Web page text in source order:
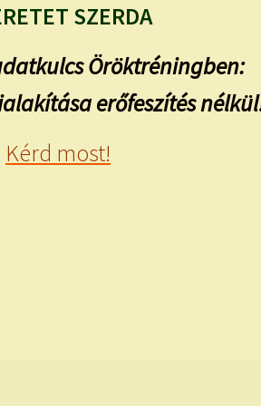
SZERDA
Öröktréningben:
erőfeszítés
Kérd most!